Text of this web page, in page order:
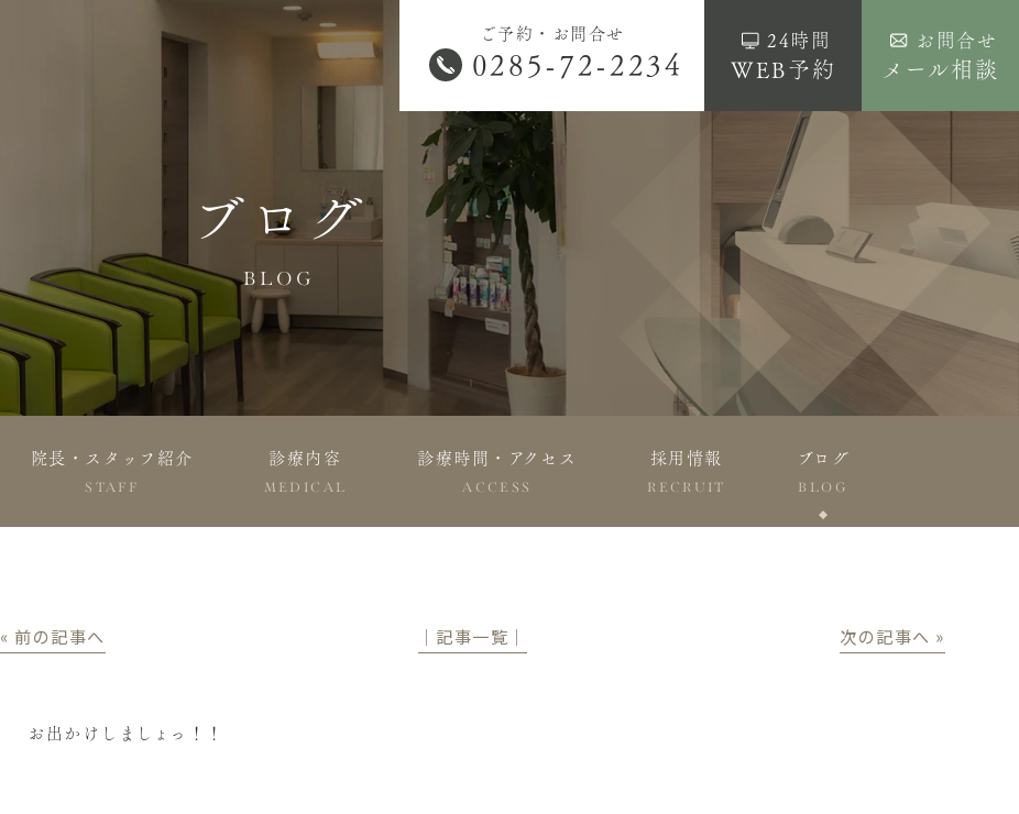
ご予約・お問合せ
0285-72-2234
24時間
WEB予約
お問合せ
メール相談
ブログ
BLOG
院長・スタッフ紹介
STAFF
診療内容
MEDICAL
診療時間・アクセス
ACCESS
採用情報
RECRUIT
ブログ
BLOG
« 前の記事へ │記事一覧│ 次の記事へ »
お出かけしましょっ！！